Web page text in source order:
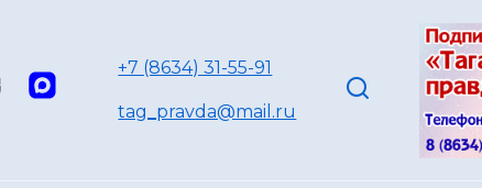
+7 (8634) 31-55-91
tag_pravda@mail.ru